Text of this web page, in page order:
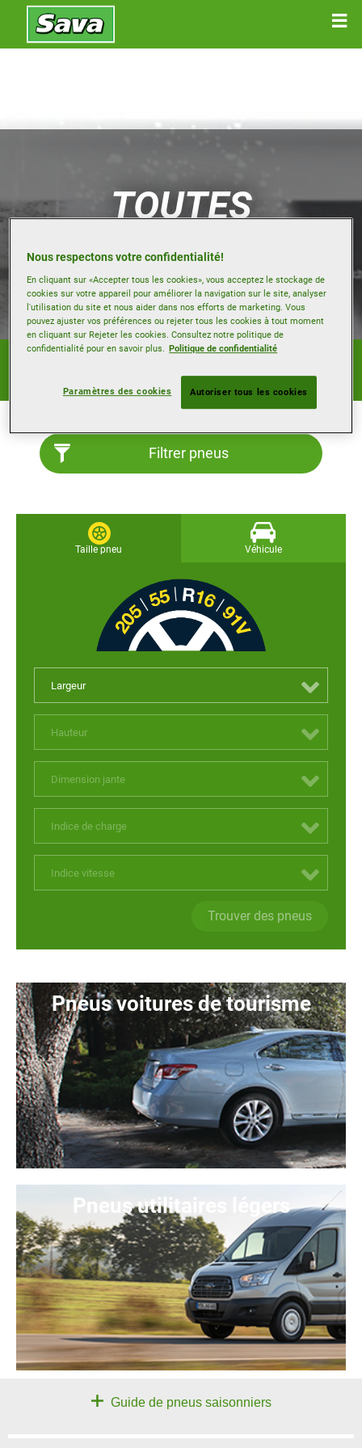
TOUTES
SAISONS
dans des conditions très diverses.
Filtrer pneus
Taille pneu Véhicule
Largeur
Hauteur
Dimension jante
Indice de charge
Indice vitesse
Trouver des pneus
Pneus voitures de tourisme
Pneus utilitaires légers
Guide de pneus saisonniers
Nous respectons votre confidentialité!
En cliquant sur «Accepter tous les cookies», vous acceptez le stockage de
cookies sur votre appareil pour améliorer la navigation sur le site, analyser
l'utilisation du site et nous aider dans nos efforts de marketing. Vous
pouvez ajuster vos préférences ou rejeter tous les cookies à tout moment
en cliquant sur Rejeter les cookies. Consultez notre politique de
confidentialité pour en savoir plus.
Politique de confidentialité
Paramètres des cookies Autoriser tous les cookies